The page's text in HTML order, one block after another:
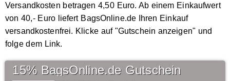
Versandkosten betragen 4,50 Euro. Ab einem Einkaufwert
von 40,- Euro liefert BagsOnline.de Ihren Einkauf
versandkostenfrei. Klicke auf "Gutschein anzeigen" und
folge dem Link.
15% BagsOnline.de Gutschein